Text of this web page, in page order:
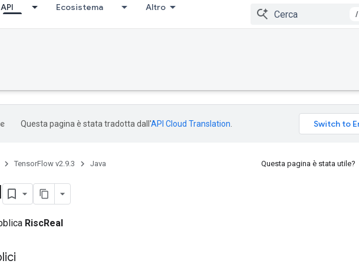
API Ecosistema Altro
/
Questa pagina è stata tradotta dall'API Cloud Translation
TensorFlow v2.9.3 Java Questa pagina è stata utile?
RiscReal